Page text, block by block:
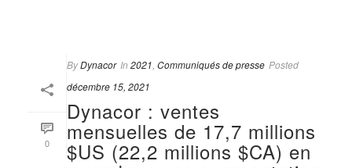
0
ByDynacor In 2021 Communiqués de presse Posted
décembre 15, 2021
Dynacor : ventes
mensuelles de 17,7 millions
$US (22,2 millions $CA) en